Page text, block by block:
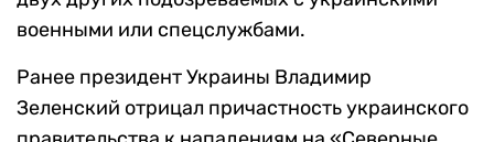
военными или спецслужбами.
Ранее президент Украины Владимир
Зеленский отрицал причастность украинского